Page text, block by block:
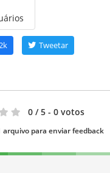
Tweetar
0 / 5 - 0 votos
para enviar feedback